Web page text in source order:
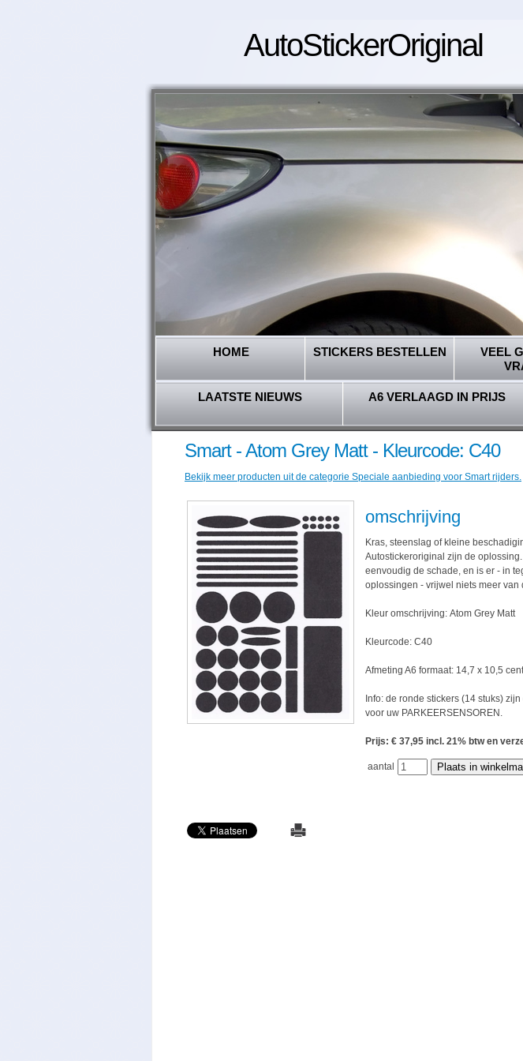
AutoStickerOriginal
HOME STICKERS BESTELLEN
VEEL
LAATSTE NIEUWS A6 VERLAAGD IN PRIJS
Smart - Atom Grey Matt - Kleurcode: C40
Bekijk meer producten uit de categorie Speciale aanbieding voor Smart rijders.
omschrijving
Kras, steenslag of kleine
Autostickeroriginal zijn de
eenvoudig de schade, en is er - in
oplossingen - vrijwel niets meer van
Kleur omschrijving: Atom Grey Matt
Kleurcode: C40
Afmeting A6 formaat: 14,7 x 10,5
Info: de ronde stickers (14 stuks)
voor uw PARKEERSENSOREN.
Prijs: € 37,95 incl. 21% btw en
aantal